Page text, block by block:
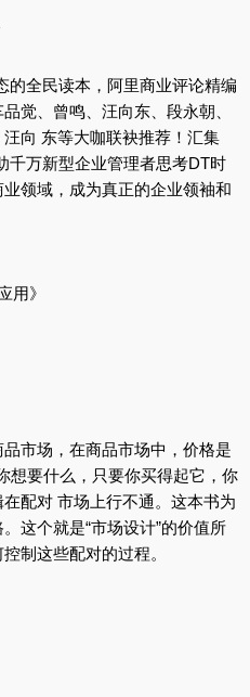
的全民读本，阿里商业评论精编
觉、曾鸣、汪向东、段永朝、
向 东等大咖联袂推荐！汇集
千万新型企业管理者思考DT时
领域，成为真正的企业领袖和
用》
市场，在商品市场中，价格是
想要什么，只要你买得起它，你
配对 市场上行不通。这本书为
这个就是“市场设计”的价值所
制这些配对的过程。